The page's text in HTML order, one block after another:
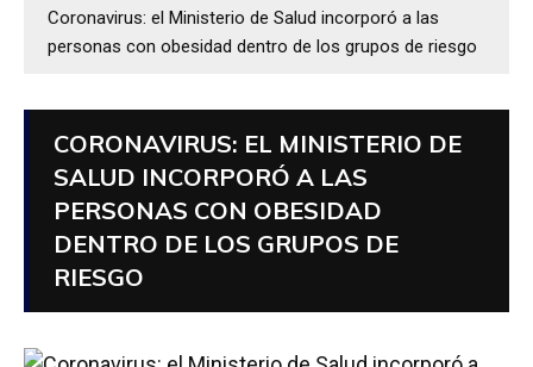
Coronavirus: el Ministerio de Salud incorporó a las
personas con obesidad dentro de los grupos de riesgo
CORONAVIRUS: EL MINISTERIO DE
SALUD INCORPORÓ A LAS
PERSONAS CON OBESIDAD
DENTRO DE LOS GRUPOS DE
RIESGO